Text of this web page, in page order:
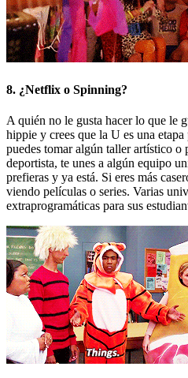
8. ¿Netflix o Spinning?
A quién no le gusta hacer lo que le
hippie y crees que la U es una
puedes tomar algún taller artístico o
deportista, te unes a algún equipo
prefieras y ya está. Si eres más
viendo películas o series. Varias
extraprogramáticas para sus